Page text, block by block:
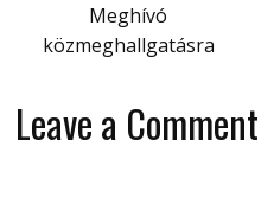
Meghívó
közmeghallgatásra
Leave a Comment